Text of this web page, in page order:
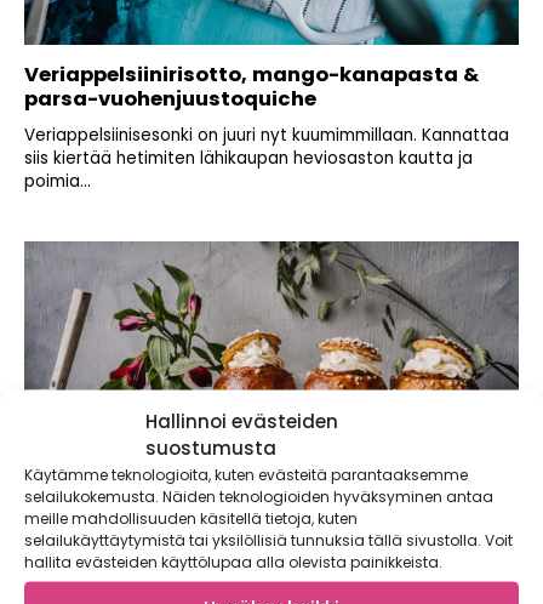
Hallinnoi evästeiden
suostumusta
Käytämme teknologioita, kuten evästeitä parantaaksemme
selailukokemusta. Näiden teknologioiden hyväksyminen antaa
meille mahdollisuuden käsitellä tietoja, kuten
selailukäyttäytymistä tai yksilöllisiä tunnuksia tällä sivustolla. Voit
hallita evästeiden käyttölupaa alla olevista painikkeista.
Veriappelsiinirisotto, mango-kanapasta &
parsa-vuohenjuustoquiche
Veriappelsiinisesonki on juuri nyt kuumimmillaan. Kannattaa
siis kiertää hetimiten lähikaupan heviosaston kautta ja
poimia...